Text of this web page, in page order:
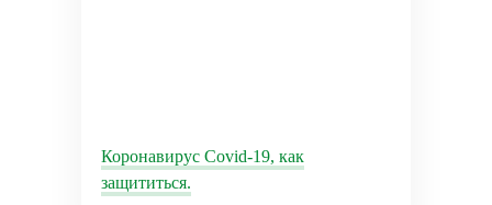
Коронавирус Covid-19, как
защититься.